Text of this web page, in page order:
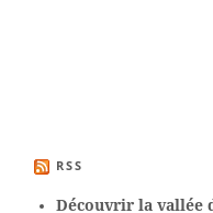
RSS
Découvrir la vallée